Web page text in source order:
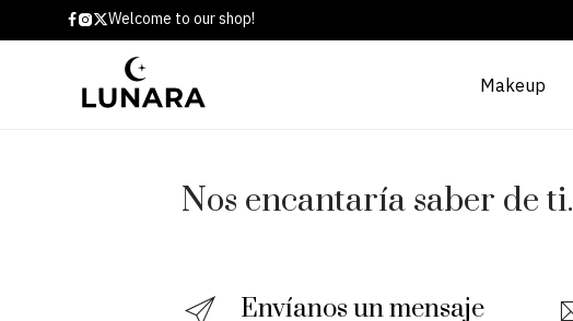
Welcome to our shop!
Makeup
Nos encantaría saber de ti.
Envíanos un mensaje